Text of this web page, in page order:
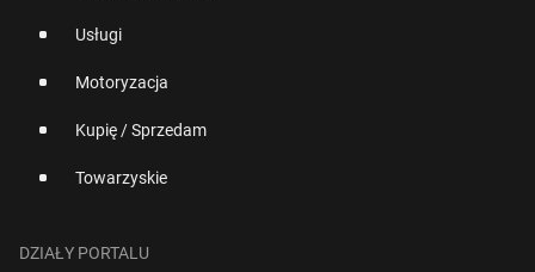
Usługi
Motoryzacja
Kupię / Sprzedam
Towarzyskie
DZIAŁY PORTALU